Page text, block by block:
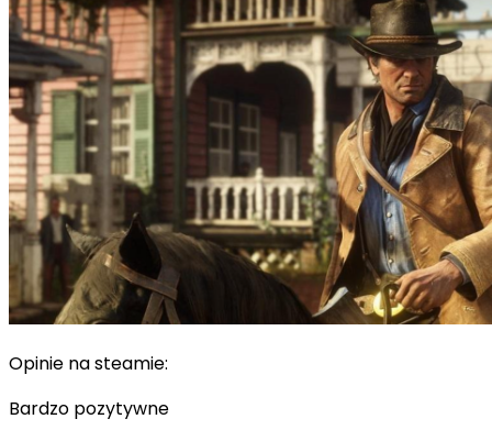
Opinie na steamie:
Bardzo pozytywne